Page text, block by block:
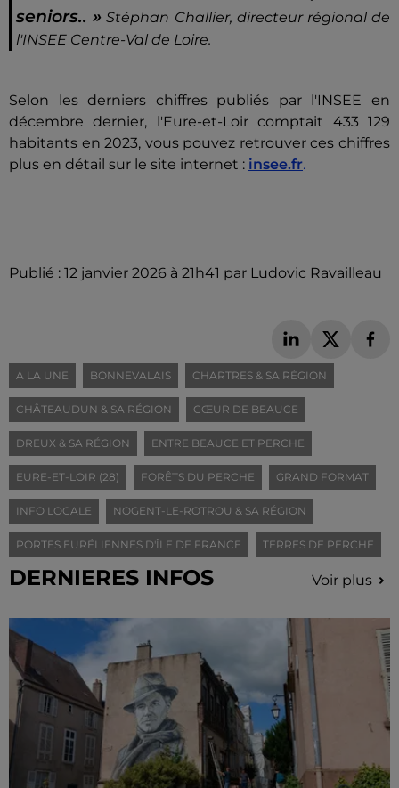
seniors.. » Stéphan Challier, directeur régional de
l'INSEE Centre-Val de Loire.
Selon les derniers chiffres publiés par l'INSEE en
décembre dernier, l'Eure-et-Loir comptait 433 129
habitants en 2023, vous pouvez retrouver ces chiffres
plus en détail sur le site internet : insee.fr.
Publié : 12 janvier 2026 à 21h41 par Ludovic Ravailleau
A LA UNE BONNEVALAIS CHARTRES & SA RÉGION
CHÂTEAUDUN & SA RÉGION CŒUR DE BEAUCE
DREUX & SA RÉGION ENTRE BEAUCE ET PERCHE
EURE-ET-LOIR (28) FORÊTS DU PERCHE GRAND FORMAT
INFO LOCALE NOGENT-LE-ROTROU & SA RÉGION
PORTES EURÉLIENNES D'ÎLE DE FRANCE TERRES DE PERCHE
DERNIERES INFOS Voir plus